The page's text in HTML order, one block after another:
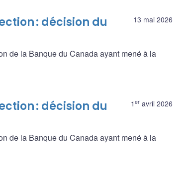
13 mai 2026
: décision du
de la Banque du Canada ayant mené à la
1 eravril 2026
: décision du
de la Banque du Canada ayant mené à la